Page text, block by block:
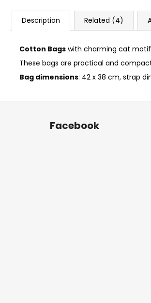
Description Related (4)
Cotton Bags with charming cat
These bags are practical and
Bag dimensions: 42 x 38 cm, strap
F
Facebook